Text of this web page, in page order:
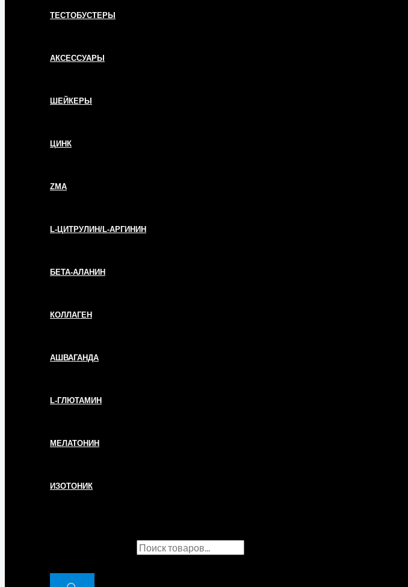
ТЕСТОБУСТЕРЫ
АКСЕССУАРЫ
ШЕЙКЕРЫ
ЦИНК
ZMA
L-ЦИТРУЛИН/L-АРГИНИН
БЕТА-АЛАНИН
КОЛЛАГЕН
АШВАГАНДА
L-ГЛЮТАМИН
МЕЛАТОНИН
ИЗОТОНИК